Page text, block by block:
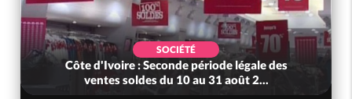
SOCIÉTÉ
Côte d'Ivoire : Seconde période légale des
ventes soldes du 10 au 31 août 2...